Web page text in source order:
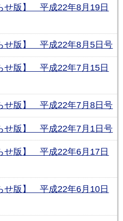
せ版】 平成22年8月19日
せ版】 平成22年8月5日号
せ版】 平成22年7月15日
せ版】 平成22年7月8日号
せ版】 平成22年7月1日号
せ版】 平成22年6月17日
せ版】 平成22年6月10日